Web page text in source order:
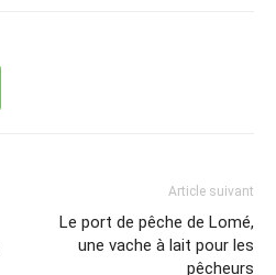
Article suivant
Le port de pêche de Lomé,
une vache à lait pour les
pêcheurs